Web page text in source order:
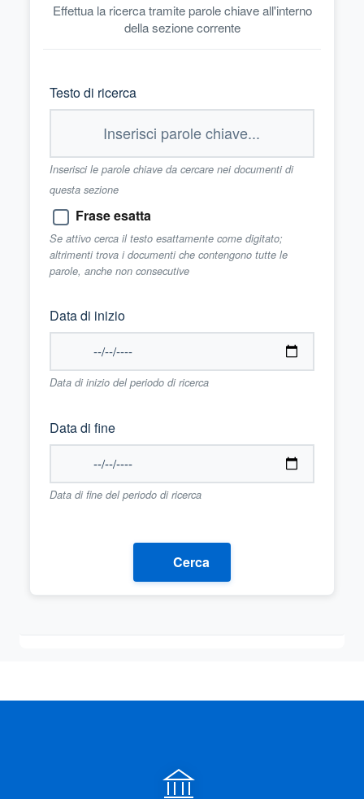
Effettua la ricerca tramite parole chiave all'interno
della sezione corrente
Testo di ricerca
Inserisci le parole chiave da cercare nei documenti di
questa sezione
Frase esatta
Se attivo cerca il testo esattamente come digitato;
altrimenti trova i documenti che contengono tutte le
parole, anche non consecutive
Data di inizio
Data di inizio del periodo di ricerca
Data di fine
Data di fine del periodo di ricerca
Cerca